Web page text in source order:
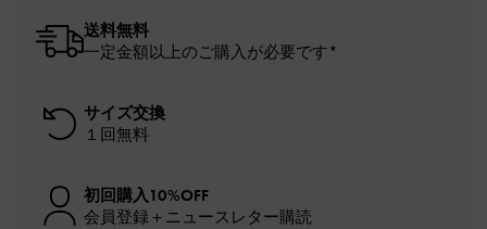
送料無料
一定金額以上のご購入が必要です*
サイズ交換
１回無料
初回購入10%OFF
会員登録＋ニュースレター購読